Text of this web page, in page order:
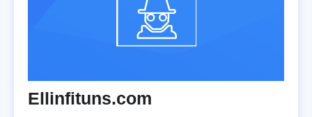
Ellinfituns.com